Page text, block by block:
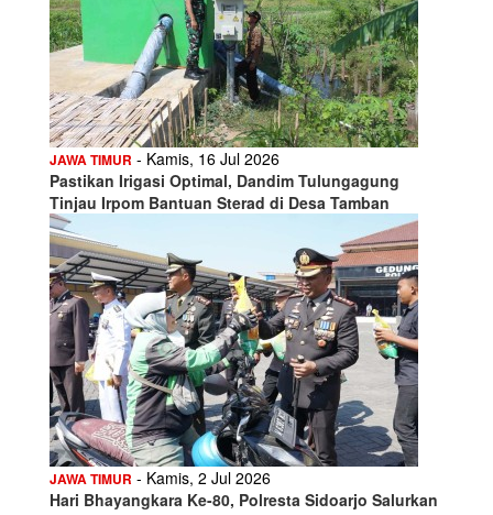
JAWA TIMUR - Kamis, 16 Jul 2026
Pastikan Irigasi Optimal, Dandim Tulungagung
Tinjau Irpom Bantuan Sterad di Desa Tamban
JAWA TIMUR - Kamis, 2 Jul 2026
Hari Bhayangkara Ke-80, Polresta Sidoarjo Salurkan